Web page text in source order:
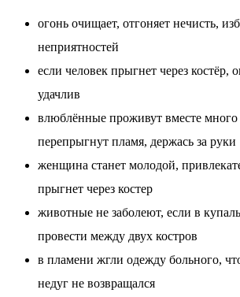
огонь очищает, отгоняет нечисть,
неприятностей
если человек прыгнет через костёр,
удачлив
влюблённые проживут вместе много
перепрыгнут пламя, держась за руки
женщина станет молодой,
прыгнет через костер
животные не заболеют, если в
провести между двух костров
в пламени жгли одежду больного,
недуг не возвращался